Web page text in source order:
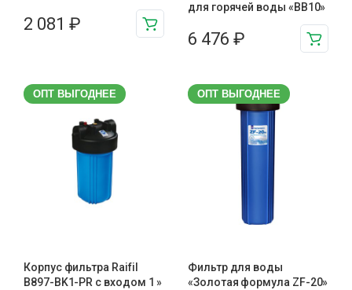
2 081 ₽
для горячей воды «BB10»
6 476 ₽
ОПТ ВЫГОДНЕЕ
Корпус фильтра Raifil
B897-BK1-PR с входом 1 »
ОПТ ВЫГОДНЕЕ
Фильтр для воды
«Золотая формула ZF-20»